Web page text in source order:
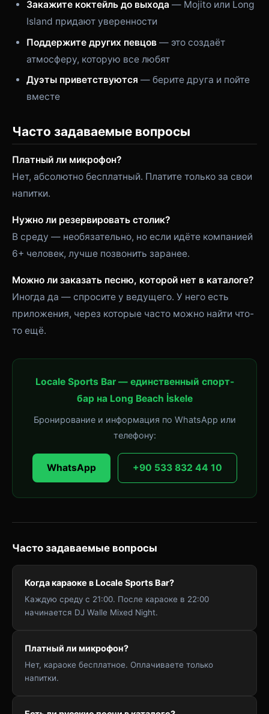
Закажите коктейль до выхода — Mojito или Long
Island придают уверенности
Поддержите других певцов — это создаёт
атмосферу, которую все любят
Дуэты приветствуются — берите друга и пойте
вместе
Часто задаваемые вопросы
Платный ли микрофон?
Нет, абсолютно бесплатный. Платите только за свои
напитки.
Нужно ли резервировать столик?
В среду — необязательно, но если идёте компанией
6+ человек, лучше позвонить заранее.
Можно ли заказать песню, которой нет в каталоге?
Иногда да — спросите у ведущего. У него есть
приложения, через которые часто можно найти что-
то ещё.
Locale Sports Bar — единственный спорт-
бар на Long Beach İskele
Бронирование и информация по WhatsApp или
телефону:
WhatsApp +90 533 832 44 10
Часто задаваемые вопросы
Когда караоке в Locale Sports Bar?
Каждую среду с 21:00. После караоке в 22:00
начинается DJ Walle Mixed Night.
Платный ли микрофон?
Нет, караоке бесплатное. Оплачиваете только
напитки.